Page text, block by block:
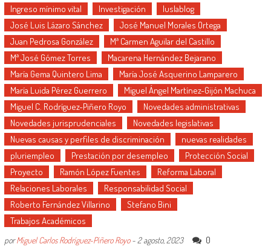
Ingreso mínimo vital
Investigación
Iuslablog
José Luis Lázaro Sánchez
José Manuel Morales Ortega
Juan Pedrosa González
Mª Carmen Aguilar del Castillo
Mª José Gómez Torres
Macarena Hernández Bejarano
María Gema Quintero Lima
María José Asquerino Lamparero
María Luida Pérez Guerrero
Miguel Ángel Martínez-Gijón Machuca
Miguel C. Rodríguez-Piñero Royo
Novedades administrativas
Novedades jurisprudenciales
Novedades legislativas
Nuevas causas y perfiles de discriminación
nuevas realidades
pluriempleo
Prestación por desempleo
Protección Social
Proyecto
Ramón López Fuentes
Reforma Laboral
Relaciones Laborales
Responsabilidad Social
Roberto Fernández Villarino
Stefano Bini
Trabajos Académicos
porMiguel Carlos Rodríguez-Piñero Royo- 2 agosto, 2023 0